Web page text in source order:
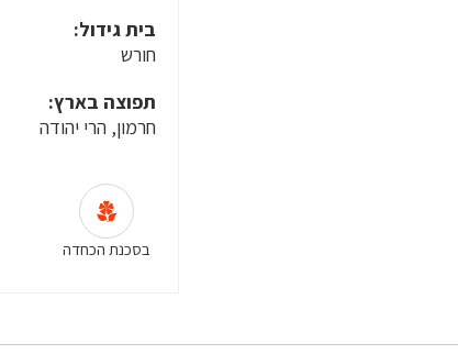
בית גידול:
חורש
תפוצה בארץ:
חרמון, הרי יהודה
בסכנת הכחדה